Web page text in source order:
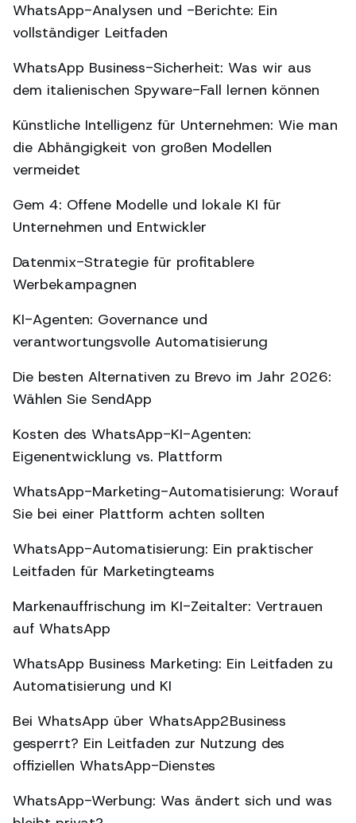
WhatsApp-Analysen und -Berichte: Ein
vollständiger Leitfaden
WhatsApp Business-Sicherheit: Was wir aus
dem italienischen Spyware-Fall lernen können
Künstliche Intelligenz für Unternehmen: Wie man
die Abhängigkeit von großen Modellen
vermeidet
Gem 4: Offene Modelle und lokale KI für
Unternehmen und Entwickler
Datenmix-Strategie für profitablere
Werbekampagnen
KI-Agenten: Governance und
verantwortungsvolle Automatisierung
Die besten Alternativen zu Brevo im Jahr 2026:
Wählen Sie SendApp
Kosten des WhatsApp-KI-Agenten:
Eigenentwicklung vs. Plattform
WhatsApp-Marketing-Automatisierung: Worauf
Sie bei einer Plattform achten sollten
WhatsApp-Automatisierung: Ein praktischer
Leitfaden für Marketingteams
Markenauffrischung im KI-Zeitalter: Vertrauen
auf WhatsApp
WhatsApp Business Marketing: Ein Leitfaden zu
Automatisierung und KI
Bei WhatsApp über WhatsApp2Business
gesperrt? Ein Leitfaden zur Nutzung des
offiziellen WhatsApp-Dienstes
WhatsApp-Werbung: Was ändert sich und was